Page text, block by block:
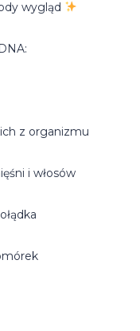
wygląd
z organizmu
i włosów